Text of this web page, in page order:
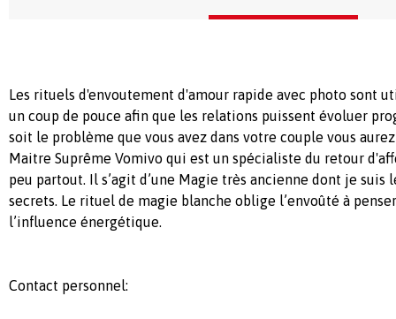
Les rituels d'envoutement d'amour rapide avec photo sont
un coup de pouce afin que les relations puissent évoluer
soit le problème que vous avez dans votre couple vous
Maitre Suprême Vomivo qui est un spécialiste du retour
peu partout. Il s’agit d’une Magie très ancienne dont je suis
secrets. Le rituel de magie blanche oblige l’envoûté à
l’influence énergétique.
Contact personnel: